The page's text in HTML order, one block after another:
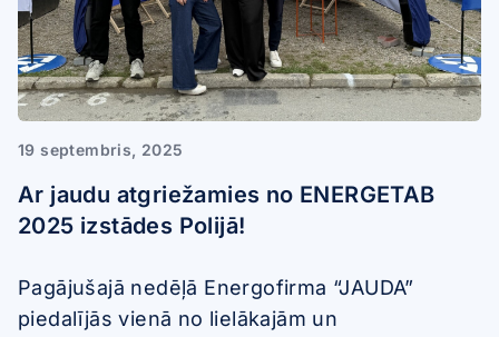
19 septembris, 2025
Ar jaudu atgriežamies no ENERGETAB
2025 izstādes Polijā!
Pagājušajā nedēļā Energofirma “JAUDA”
piedalījās vienā no lielākajām un